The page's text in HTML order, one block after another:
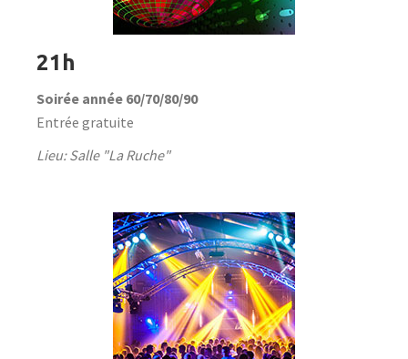
21h
Soirée année 60/70/80/90
Entrée gratuite
Lieu: Salle "La Ruche"